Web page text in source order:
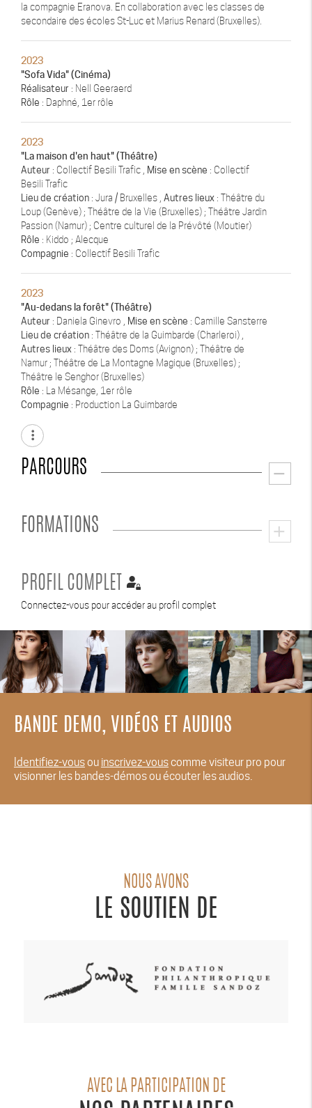
la compagnie Eranova. En collaboration avec les classes de
secondaire des écoles St-Luc et Marius Renard (Bruxelles).
2023
"Sofa Vida" (Cinéma)
Réalisateur : Nell Geeraerd
Rôle : Daphné, 1er rôle
2023
"La maison d'en haut" (Théâtre)
Auteur : Collectif Besili Trafic , Mise en scène : Collectif
Besili Trafic
Lieu de création : Jura / Bruxelles , Autres lieux : Théâtre du
Loup (Genève) ; Théâtre de la Vie (Bruxelles) ; Théâtre Jardin
Passion (Namur) ; Centre culturel de la Prévôté (Moutier)
Rôle : Kiddo ; Alecque
Compagnie : Collectif Besili Trafic
2023
"Au-dedans la forêt" (Théâtre)
Auteur : Daniela Ginevro , Mise en scène : Camille Sansterre
Lieu de création : Théâtre de la Guimbarde (Charleroi) ,
Autres lieux : Théâtre des Doms (Avignon) ; Théâtre de
Namur ; Théâtre de La Montagne Magique (Bruxelles) ;
Théâtre le Senghor (Bruxelles)
Rôle : La Mésange, 1er rôle
Compagnie : Production La Guimbarde
more_vert
PARCOURS remove
FORMATIONS add
PROFIL COMPLET
Connectez-vous pour accéder au profil complet
BANDE DEMO, VIDÉOS ET AUDIOS
Identifiez-vousou inscrivez-vouscomme visiteur pro pour
visionner les bandes-démos ou écouter les audios.
NOUS AVONS
LE SOUTIEN DE
AVEC LA PARTICIPATION DE